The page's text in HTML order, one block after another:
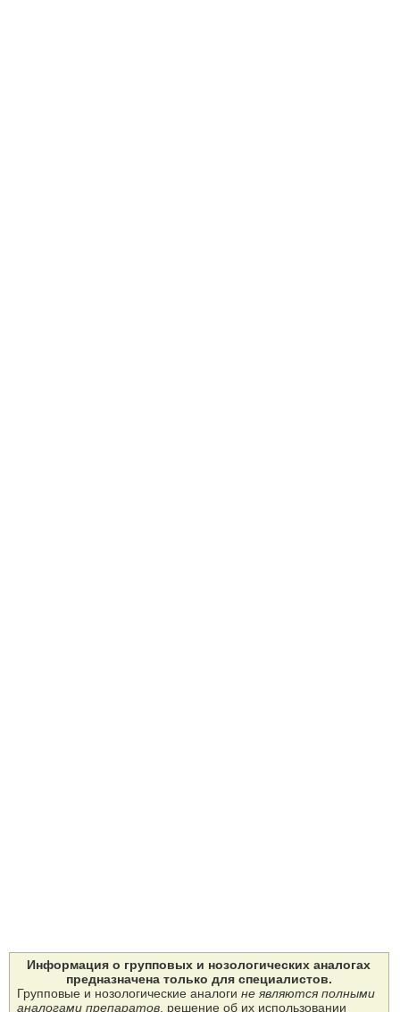
Информация о групповых и нозологических аналогах
предназначена только для специалистов.
Групповые и нозологические аналоги не являются полными
аналогами препаратов, решение об их использовании